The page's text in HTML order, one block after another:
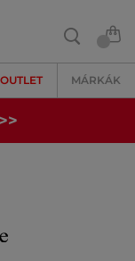
OUTLET MÁRKÁK